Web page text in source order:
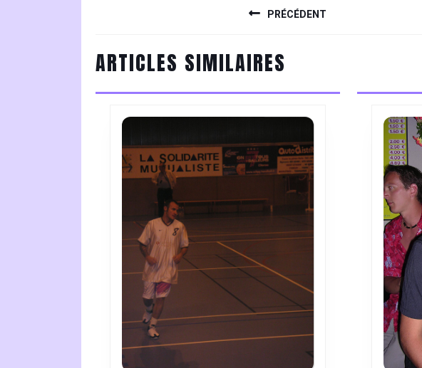
L’ARTICLE
PRÉCÉDENT
post:
ARTICLES SIMILAIRES